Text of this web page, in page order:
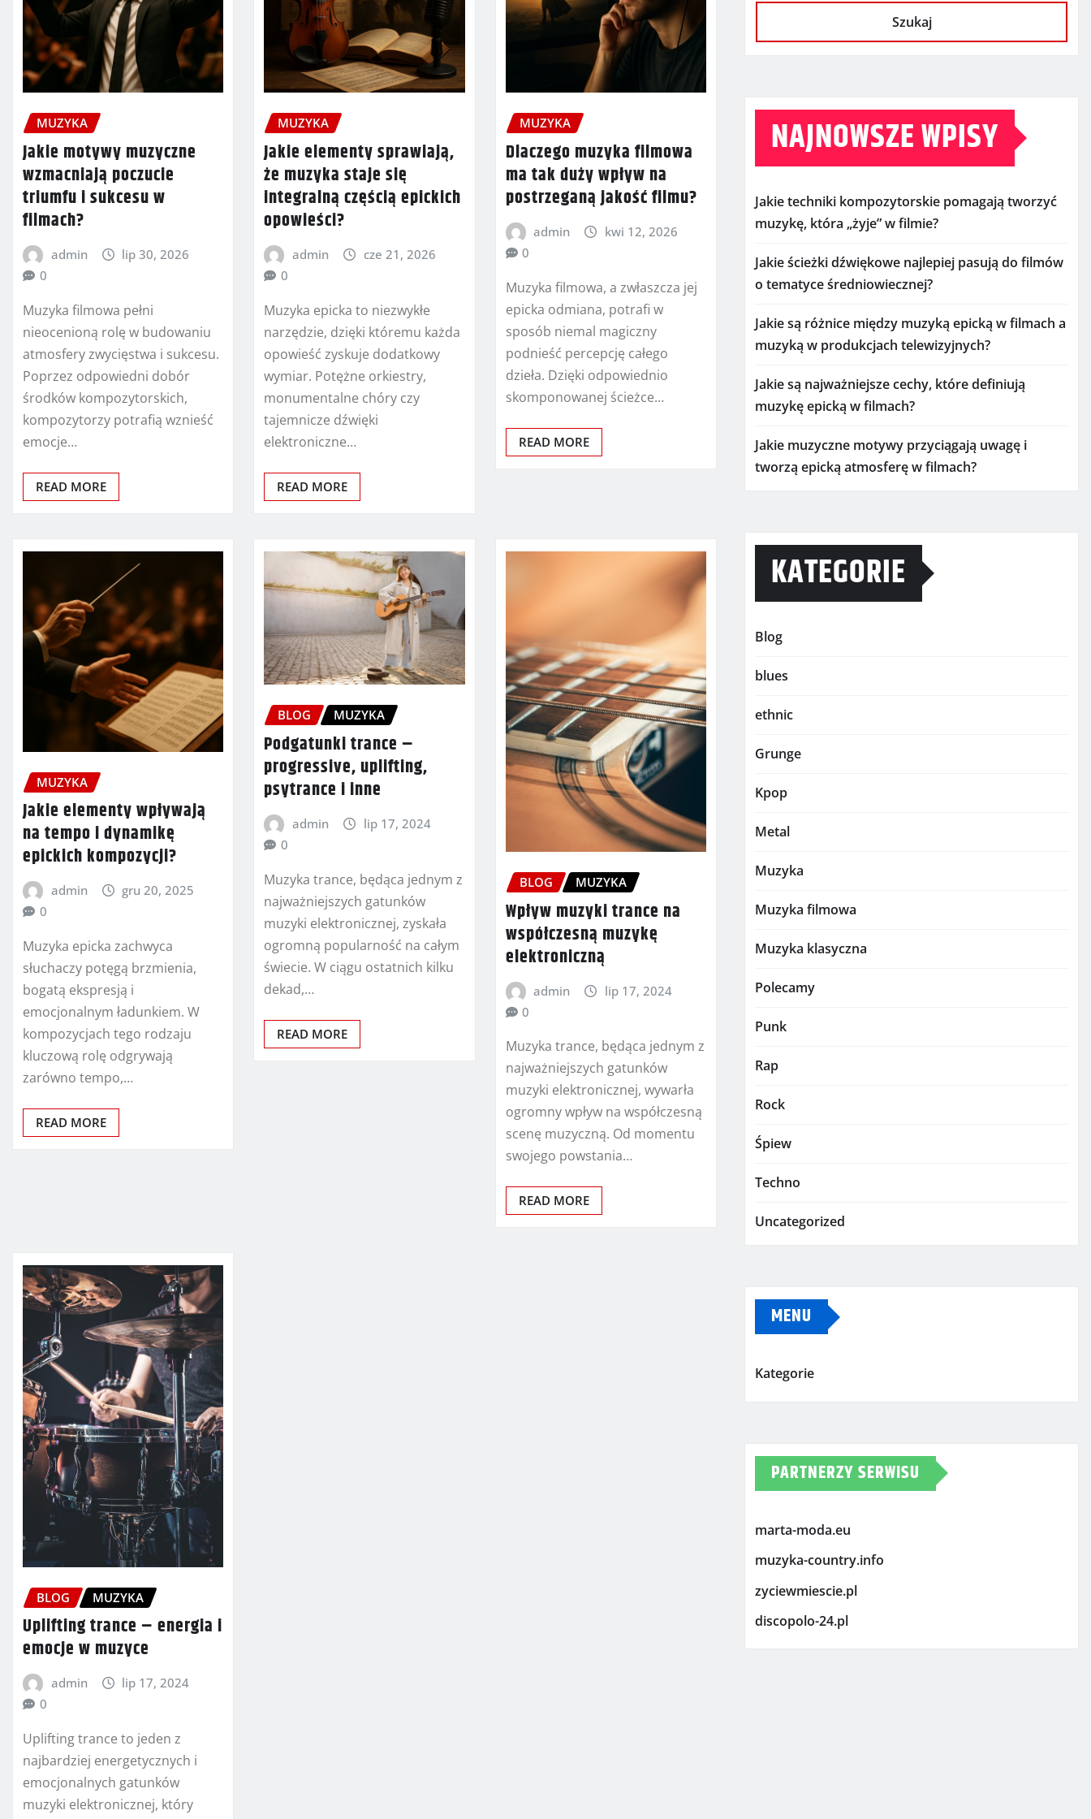
MUZYKA
Jakie motywy muzyczne
wzmacniają poczucie
triumfu i sukcesu w
filmach?
admin
lip 30, 2026
0
Muzyka filmowa pełni
nieocenioną rolę w budowaniu
atmosfery zwycięstwa i sukcesu.
Poprzez odpowiedni dobór
środków kompozytorskich,
kompozytorzy potrafią wznieść
emocje…
READ MORE
MUZYKA
Jakie elementy sprawiają,
że muzyka staje się
integralną częścią epickich
opowieści?
admin
cze 21, 2026
0
Muzyka epicka to niezwykłe
narzędzie, dzięki któremu każda
opowieść zyskuje dodatkowy
wymiar. Potężne orkiestry,
monumentalne chóry czy
tajemnicze dźwięki
elektroniczne…
READ MORE
MUZYKA
Dlaczego muzyka filmowa
ma tak duży wpływ na
postrzeganą jakość filmu?
admin
kwi 12, 2026
0
Muzyka filmowa, a zwłaszcza jej
epicka odmiana, potrafi w
sposób niemal magiczny
podnieść percepcję całego
dzieła. Dzięki odpowiednio
skomponowanej ścieżce…
READ MORE
MUZYKA
Jakie elementy wpływają
na tempo i dynamikę
epickich kompozycji?
admin
gru 20, 2025
0
Muzyka epicka zachwyca
słuchaczy potęgą brzmienia,
bogatą ekspresją i
emocjonalnym ładunkiem. W
kompozycjach tego rodzaju
kluczową rolę odgrywają
zarówno tempo,…
READ MORE
BLOG MUZYKA
Podgatunki trance –
progressive, uplifting,
psytrance i inne
admin
lip 17, 2024
0
Muzyka trance, będąca jednym z
najważniejszych gatunków
muzyki elektronicznej, zyskała
ogromną popularność na całym
świecie. W ciągu ostatnich kilku
dekad,…
READ MORE
BLOG MUZYKA
Wpływ muzyki trance na
współczesną muzykę
elektroniczną
admin
lip 17, 2024
0
Muzyka trance, będąca jednym z
najważniejszych gatunków
muzyki elektronicznej, wywarła
ogromny wpływ na współczesną
scenę muzyczną. Od momentu
swojego powstania…
READ MORE
BLOG MUZYKA
Uplifting trance – energia i
emocje w muzyce
admin
lip 17, 2024
0
Uplifting trance to jeden z
najbardziej energetycznych i
emocjonalnych gatunków
muzyki elektronicznej, który
Szukaj
NAJNOWSZE WPISY
Jakie techniki kompozytorskie pomagają tworzyć
muzykę, która „żyje” w filmie?
Jakie ścieżki dźwiękowe najlepiej pasują do filmów
o tematyce średniowiecznej?
Jakie są różnice między muzyką epicką w filmach a
muzyką w produkcjach telewizyjnych?
Jakie są najważniejsze cechy, które definiują
muzykę epicką w filmach?
Jakie muzyczne motywy przyciągają uwagę i
tworzą epicką atmosferę w filmach?
KATEGORIE
Blog
blues
ethnic
Grunge
Kpop
Metal
Muzyka
Muzyka filmowa
Muzyka klasyczna
Polecamy
Punk
Rap
Rock
Śpiew
Techno
Uncategorized
MENU
Kategorie
PARTNERZY SERWISU
marta-moda.eu
muzyka-country.info
zyciewmiescie.pl
discopolo-24.pl